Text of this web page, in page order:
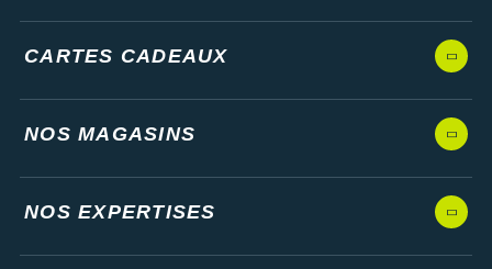
CARTES CADEAUX
NOS MAGASINS
NOS EXPERTISES